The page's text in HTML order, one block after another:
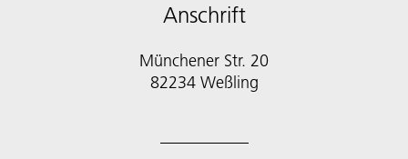
Anschrift
Münchener Str. 20